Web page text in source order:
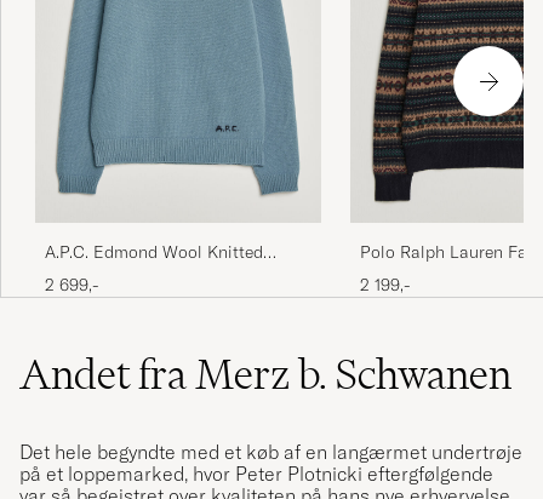
A.P.C. Edmond Wool Knitted
Sweater Light Blue Melange
2 699,-
Polo Ralph Lauren
Sweater Navy Combo
2 199,-
Andet fra Merz b. Schwanen
Det hele begyndte med et køb af en langærmet undertrøje
på et loppemarked, hvor Peter Plotnicki eftergfølgende